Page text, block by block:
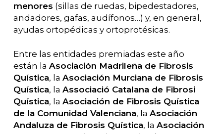
menores (sillas de ruedas, bipedestadores,
andadores, gafas, audífonos…) y, en general,
ayudas ortopédicas y ortoprotésicas.
Entre las entidades premiadas este año
están la Asociación Madrileña de Fibrosis
Quística, la Asociación Murciana de Fibrosis
Quística, la Associació Catalana de Fibrosi
Quística, la Asociación de Fibrosis Quística
de la Comunidad Valenciana, la Asociación
Andaluza de Fibrosis Quística, la Asociación